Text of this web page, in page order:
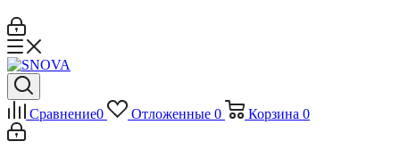
Сравнение0 Отложенные 0 Корзина 0